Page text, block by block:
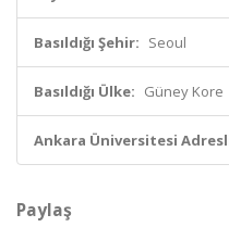
Basıldığı Şehir: Seoul
Basıldığı Ülke: Güney Kore
Ankara Üniversitesi
Paylaş